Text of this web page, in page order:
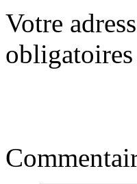
Votre